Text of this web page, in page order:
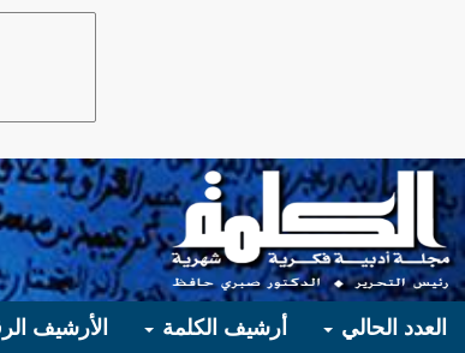
العدد الحالي أرشيف الكلمة الأرشيف